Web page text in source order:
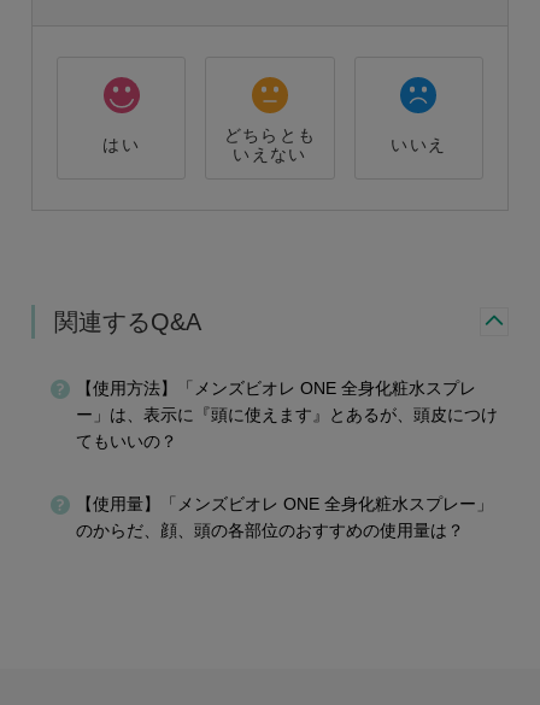
はい
どちらとも
いえない
いいえ
関連するQ&A
【使用方法】「メンズビオレ ONE 全身化粧水スプレ
ー」は、表示に『頭に使えます』とあるが、頭皮につけ
てもいいの？
【使用量】「メンズビオレ ONE 全身化粧水スプレー」
のからだ、顔、頭の各部位のおすすめの使用量は？